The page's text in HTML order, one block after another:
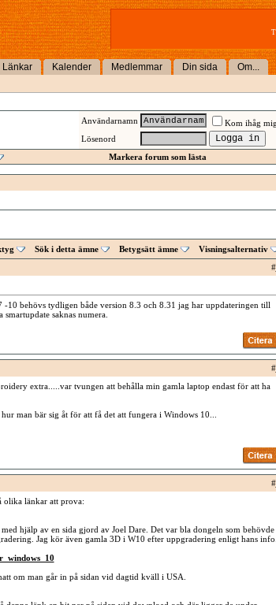
Länkar Kalender Medlemmar Din sida Om...
Användarnamn
Kom ihåg
Lösenord
Markera forum som lästa
Sök i detta ämne Betygsätt ämne
Visningsalternativ
#
10 behövs tydligen både version 8.3 och 8.31 jag har uppdateringen till
saknas numera.
#
extra.....var tvungen att behålla min gamla laptop endast för att ha
man bär sig åt för att få det att fungera i Windows 10...
#
olika länkar att prova:
hjälp av en sida gjord av Joel Dare. Det var bla dongeln som behövde
Jag kör även gamla 3D i W10 efter uppgradering enligt hans
om man går in på sidan vid dagtid kväll i USA.